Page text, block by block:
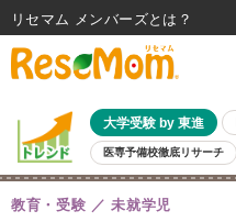
大学受験 by 東進
医専予備校徹底リサーチ
親子で考える大学選び 高校受験
共通テスト 夏休み
教育・受験 未就学児
リセマム メンバーズ